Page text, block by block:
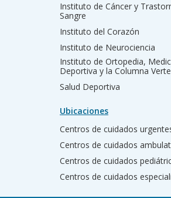
Instituto de Cáncer y
Sangre
Instituto del Corazón
Instituto de Neurociencia
Instituto de Ortopedia,
Deportiva y la Columna
Salud Deportiva
Ubicaciones
Centros de cuidados
Centros de cuidados
Centros de cuidados
Centros de cuidados